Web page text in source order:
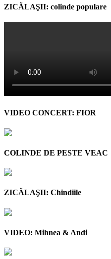
ZICĂLAŞII: colinde populare
VIDEO CONCERT: FIOR
COLINDE DE PESTE VEAC
ZICĂLAŞII: Chindiile
VIDEO: Mihnea & Andi